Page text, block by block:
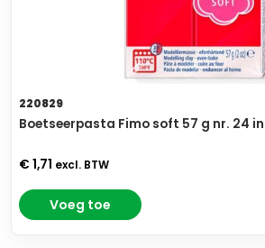
220829
Boetseerpasta Fimo soft 57 g nr. 24
€ 1,71 excl. BTW
Voeg toe